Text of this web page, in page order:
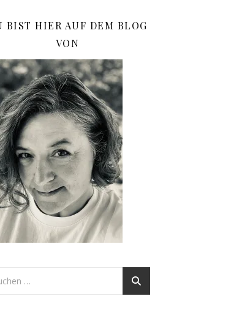
BIST HIER AUF DEM BLOG
VON